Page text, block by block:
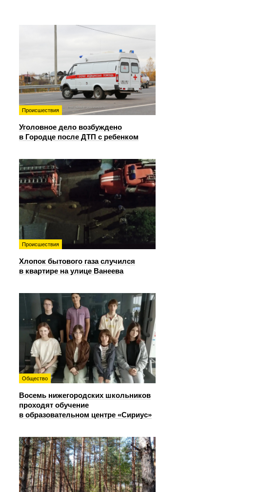
Происшествия
Уголовное дело возбуждено
в Городце после ДТП с ребенком
Происшествия
Хлопок бытового газа случился
в квартире на улице Ванеева
Общество
Восемь нижегородских школьников
проходят обучение
в образовательном центре «Сириус»